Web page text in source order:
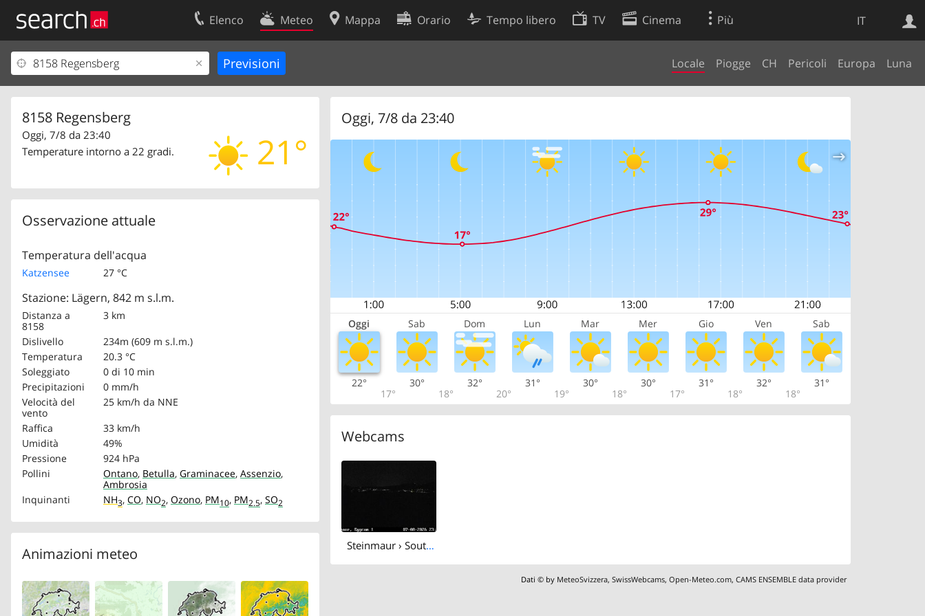
IT
Elenco Meteo Mappa Orario Tempo libero TV Cinema Più
Locale Piogge CH Pericoli Europa Luna
8158 Regensberg
21°
Oggi, 7/8 da 23:40
Temperature intorno a 22 gradi.
Osservazione attuale
Temperatura dell'acqua
Katzensee 27 °C
Stazione: Lägern, 842 m s.l.m.
Distanza a
8158
3 km
Dislivello
234m (609 m s.l.m.)
Temperatura
20.3 °C
Soleggiato
0 di 10 min
Precipitazioni
0 mm/h
Velocità del
vento
25 km/h da NNE
Raffica
33 km/h
Umidità
49%
Pressione
924 hPa
Pollini
Ontano, Betulla, Graminacee, Assenzio,
Ambrosia
Inquinanti
NH3, CO, NO2, Ozono, PM10, PM2.5, SO2
Animazioni meteo
Oggi, 7/8 da 23:40
Oggi Sab Dom Lun Mar Mer Gio Ven Sab
22°
17°
30°
18°
32°
20°
31°
19°
30°
18°
30°
17°
31°
18°
32°
18°
31°
Webcams
Steinmaur › South: Regensberg
Dati © by MeteoSvizzera,SwissWebcams,Open-Meteo.com,CAMS ENSEMBLE data provider
Ricerca Web
Il vostro profolio
Area clienti
Informazioni Legali
Contatti
Condizioni d’uso
Preferenze cookie